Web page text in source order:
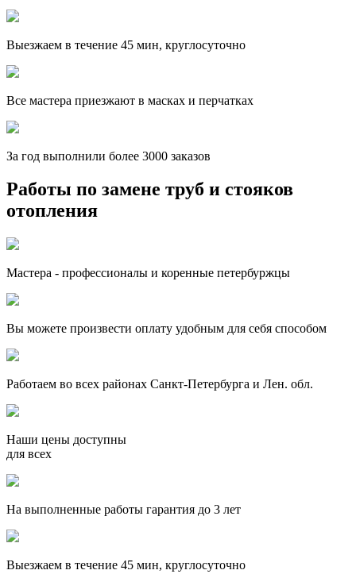
Выезжаем в течение 45 мин, круглосуточно
Все мастера приезжают в масках и перчатках
За год выполнили более 3000 заказов
Работы по замене труб и стояков
отопления
Мастера - профессионалы и коренные петербуржцы
Вы можете произвести оплату удобным для себя способом
Работаем во всех районах Санкт-Петербурга и Лен. обл.
Наши цены доступны
для всех
На выполненные работы гарантия до 3 лет
Выезжаем в течение 45 мин, круглосуточно